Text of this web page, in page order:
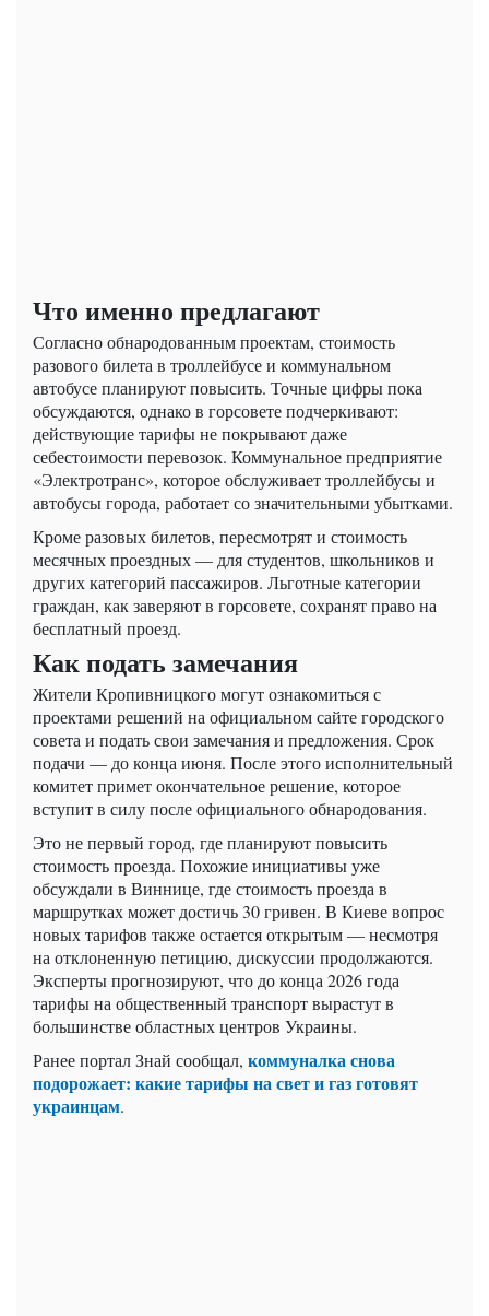
Что именно предлагают
Согласно обнародованным проектам, стоимость
разового билета в троллейбусе и коммунальном
автобусе планируют повысить. Точные цифры пока
обсуждаются, однако в горсовете подчеркивают:
действующие тарифы не покрывают даже
себестоимости перевозок. Коммунальное предприятие
«Электротранс», которое обслуживает троллейбусы и
автобусы города, работает со значительными убытками.
Кроме разовых билетов, пересмотрят и стоимость
месячных проездных — для студентов, школьников и
других категорий пассажиров. Льготные категории
граждан, как заверяют в горсовете, сохранят право на
бесплатный проезд.
Как подать замечания
Жители Кропивницкого могут ознакомиться с
проектами решений на официальном сайте городского
совета и подать свои замечания и предложения. Срок
подачи — до конца июня. После этого исполнительный
комитет примет окончательное решение, которое
вступит в силу после официального обнародования.
Это не первый город, где планируют повысить
стоимость проезда. Похожие инициативы уже
обсуждали в Виннице, где стоимость проезда в
маршрутках может достичь 30 гривен. В Киеве вопрос
новых тарифов также остается открытым — несмотря
на отклоненную петицию, дискуссии продолжаются.
Эксперты прогнозируют, что до конца 2026 года
тарифы на общественный транспорт вырастут в
большинстве областных центров Украины.
Ранее портал Знай сообщал, коммуналка снова
подорожает: какие тарифы на свет и газ готовят
украинцам.